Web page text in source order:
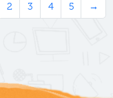
2 3 4 5 →